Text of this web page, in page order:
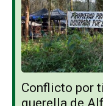
Conflicto por
querella de